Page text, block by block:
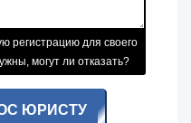
регистрацию для своего
могут ли отказать?
ЮРИСТУ